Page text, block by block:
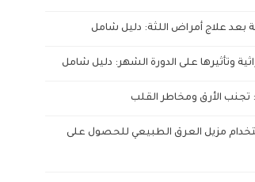
بعد علاج أمراض اللثة: دليل شامل
وتأثيرها على الدورة الشهر: دليل شامل
الأرق ومخاطر القلب
مزيل العرق الطبيعي للحصول على